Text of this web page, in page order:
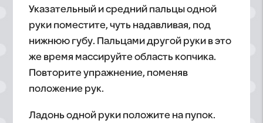
Указательный и средний пальцы одной
руки поместите, чуть надавливая, под
нижнюю губу. Пальцами другой руки в это
же время массируйте область копчика.
Повторите упражнение, поменяв
положение рук.
Ладонь одной руки положите на пупок.